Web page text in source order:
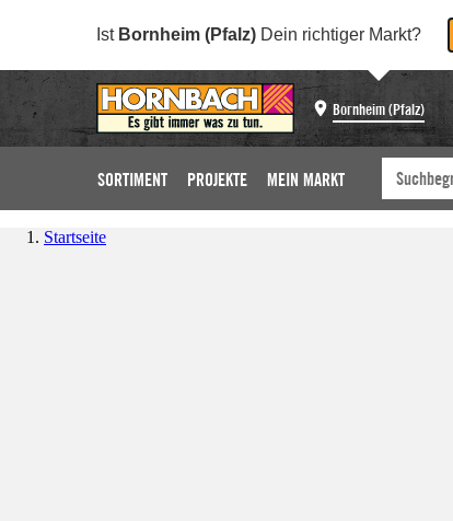
Ist Bornheim (Pfalz) Dein richtiger Markt?
Bornheim (Pfalz)
SORTIMENT PROJEKTE MEIN MARKT
Startseite